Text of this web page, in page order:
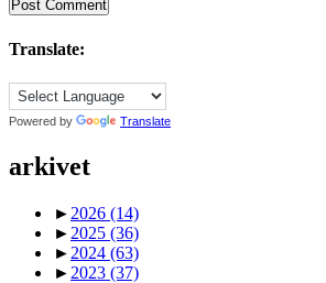
Translate:
Powered by Translate
arkivet
► 2026 (14)
► 2025 (36)
► 2024 (63)
► 2023 (37)